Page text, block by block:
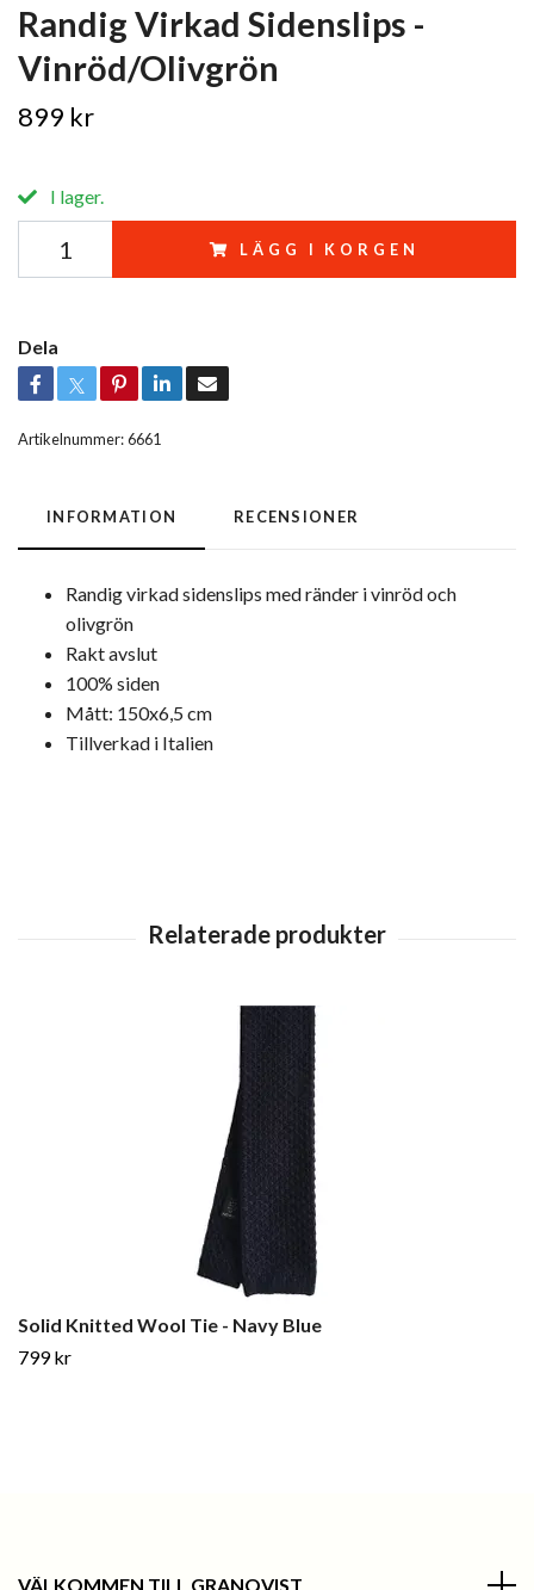
Randig Virkad Sidenslips -
Vinröd/Olivgrön
899 kr
I lager.
LÄGG I KORGEN
Dela
Artikelnummer:6661
INFORMATION RECENSIONER
Randig virkad sidenslips med ränder i vinröd och
olivgrön
Rakt avslut
100% siden
Mått: 150x6,5 cm
Tillverkad i Italien
Solid Knitted Wool Tie - Navy Blue
799 kr
VÄLKOMMEN TILL GRANQVIST